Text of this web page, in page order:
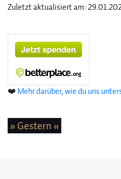
Zuletzt aktualisiert am:
❤️ Mehr darüber, wie du uns
» Gestern «